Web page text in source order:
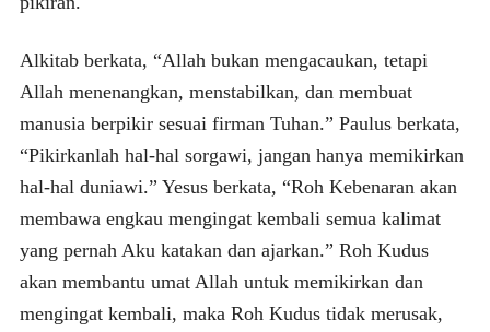
Alkitab berkata, “Allah bukan mengacaukan, tetapi
Allah menenangkan, menstabilkan, dan membuat
manusia berpikir sesuai firman Tuhan.” Paulus berkata,
“Pikirkanlah hal-hal sorgawi, jangan hanya memikirkan
hal-hal duniawi.” Yesus berkata, “Roh Kebenaran akan
membawa engkau mengingat kembali semua kalimat
yang pernah Aku katakan dan ajarkan.” Roh Kudus
akan membantu umat Allah untuk memikirkan dan
mengingat kembali, maka Roh Kudus tidak merusak,